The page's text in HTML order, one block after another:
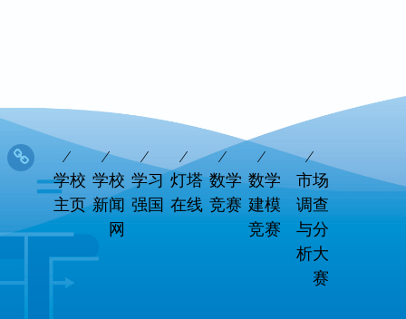
学校
主页
学校
新闻
网
学习
强国
灯塔
在线
数学
竞赛
数学
建模
竞赛
市场
调查
与分
析大
赛